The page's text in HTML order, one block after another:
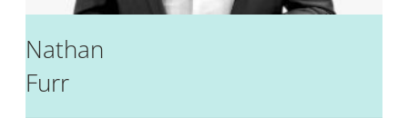
Nathan
Furr